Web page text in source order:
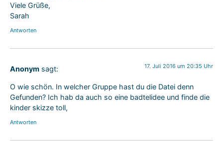
Viele Grüße,
Sarah
Antworten
Anonym sagt: 17. Juli 2016 um 20:35 Uhr
O wie schön. In welcher Gruppe hast du die Datei denn
Gefunden? Ich hab da auch so eine badtelidee und finde die
kinder skizze toll,
Antworten